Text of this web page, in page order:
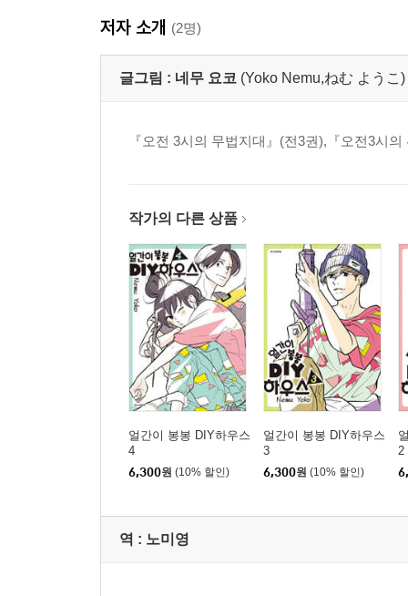
저자 소개 (2명)
글그림 : 네무 요코 (Yoko Nemu,ねむ ようこ)
『오전 3시의 무법지대』(전3권),『오전3시
작가의 다른 상품
얼간이 봉봉 DIY하우스
4
6,300원 (10% 할인)
얼간이 봉봉 DIY하우스
3
6,300원 (10% 할인)
2
역 : 노미영